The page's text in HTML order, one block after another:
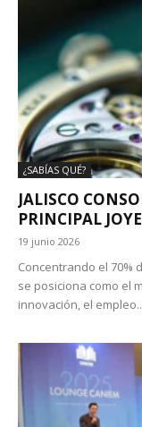
¿SABÍAS QUÉ?
JALISCO
PRINCIPAL
19 junio 2026
Concentrando el 70%
se posiciona como el
innovación, el